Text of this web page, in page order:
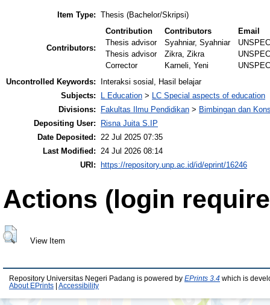
Item Type: Thesis (Bachelor/Skripsi)
Contributors:
Contribution Contributors
Email
Thesis advisor
Syahniar, Syahniar
Thesis advisor
Zikra, Zikra
Corrector
Karneli, Yeni
Uncontrolled Keywords:
Interaksi sosial, Hasil belajar
Subjects:
L Education > LC Special aspects of education
Divisions:
Fakultas Ilmu Pendidikan > Bimbingan dan
Depositing User:
Risna Juita S.IP
Date Deposited: 22 Jul 2025 07:35
Last Modified: 24 Jul 2026 08:14
URI:
https://repository.unp.ac.id/id/eprint/16246
Actions (login
View Item
Repository Universitas Negeri Padang is powered by EPrints 3.4 which is
About EPrints
Accessibility